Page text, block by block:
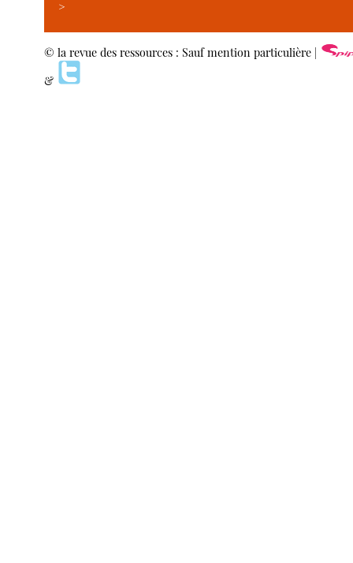
>
© la revue des ressources : Sauf mention particulière |
&